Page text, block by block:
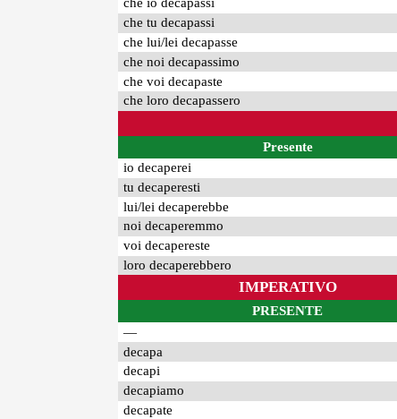
che io decapassi
che tu decapassi
che lui/lei decapasse
che noi decapassimo
che voi decapaste
che loro decapassero
Presente
io decaperei
tu decaperesti
lui/lei decaperebbe
noi decaperemmo
voi decapereste
loro decaperebbero
IMPERATIVO
PRESENTE
—
decapa
decapi
decapiamo
decapate